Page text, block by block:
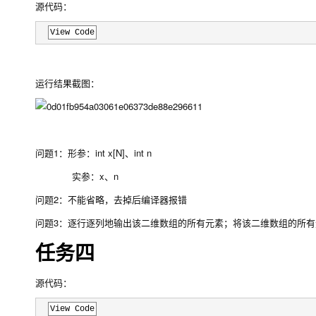
源代码：
View Code
运行结果截图：
问题1：形参：int x[N]、int n
实参：x、n
问题2：不能省略，去掉后编译器报错
问题3：逐行逐列地输出该二维数组的所有元素；将该二维数组的所
任务四
源代码：
View Code